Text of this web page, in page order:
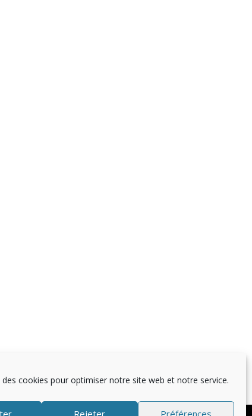
cookies pour optimiser notre site web et notre service.
Rejeter Préférences